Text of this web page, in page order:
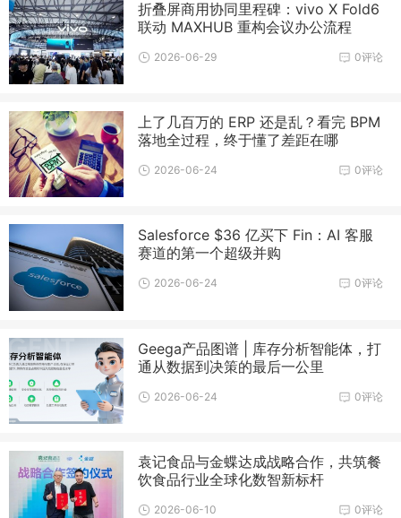
折叠屏商用协同里程碑：vivo X Fold6
联动 MAXHUB 重构会议办公流程
0评论
2026-06-29
上了几百万的 ERP 还是乱？看完 BPM
落地全过程，终于懂了差距在哪
0评论
2026-06-24
Salesforce $36 亿买下 Fin：AI 客服
赛道的第一个超级并购
0评论
2026-06-24
Geega产品图谱 | 库存分析智能体，打
通从数据到决策的最后一公里
0评论
2026-06-24
袁记食品与金蝶达成战略合作，共筑餐
饮食品行业全球化数智新标杆
0评论
2026-06-10